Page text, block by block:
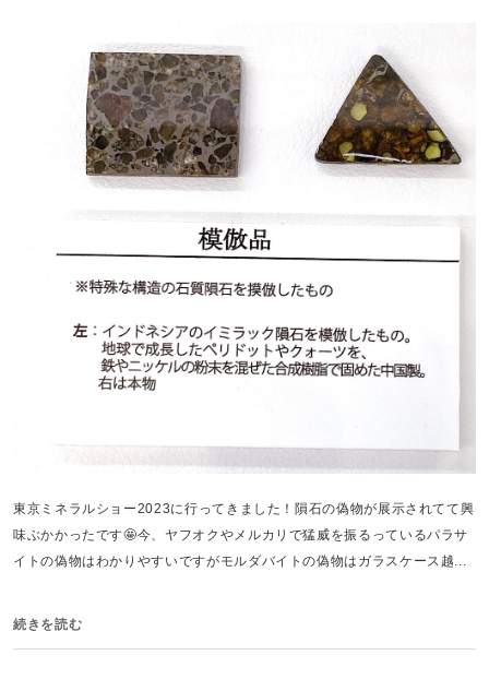
東京ミネラルショー2023に行ってきました！隕石の偽物が展示されてて興
味ぶかかったです🤩今、ヤフオクやメルカリで猛威を振るっているパラサ
イトの偽物はわかりやすいですがモルダバイトの偽物はガラスケース越...
続きを読む